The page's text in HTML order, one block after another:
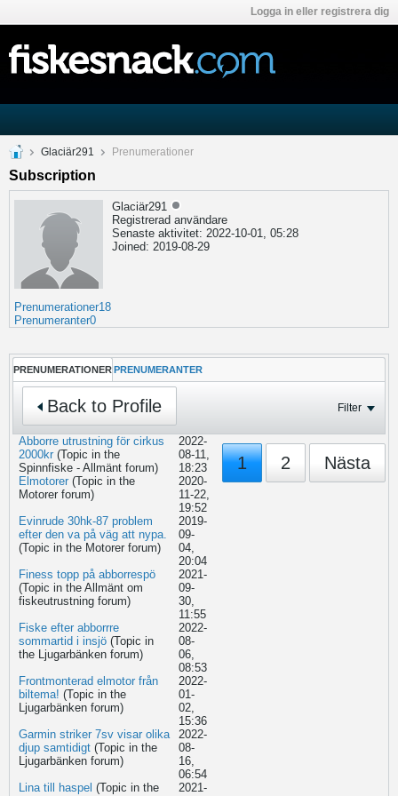
Logga in eller registrera dig
Glaciär291 Prenumerationer
Subscription
Glaciär291
Registrerad användare
Senaste aktivitet: 2022-10-01, 05:28
Joined: 2019-08-29
Prenumerationer18
Prenumeranter0
PRENUMERATIONER PRENUMERANTER
Back to Profile Filter
1 2 Nästa
Abborre utrustning för cirkus
2000kr (Topic in the
Spinnfiske - Allmäntforum)
2022-
08-11,
18:23
Elmotorer (Topic in the
Motorerforum)
2020-
11-22,
19:52
Evinrude 30hk-87 problem
efter den va på väg att nypa.
(Topic in the Motorerforum)
2019-
09-
04,
20:04
Finess topp på abborrespö
(Topic in the Allmänt om
fiskeutrustningforum)
2021-
09-
30,
11:55
Fiske efter abborrre
sommartid i insjö (Topic in
the Ljugarbänkenforum)
2022-
08-
06,
08:53
Frontmonterad elmotor från
biltema! (Topic in the
Ljugarbänkenforum)
2022-
01-
02,
15:36
Garmin striker 7sv visar olika
djup samtidigt (Topic in the
Ljugarbänkenforum)
2022-
08-
16,
06:54
Lina till haspel (Topic in the
2021-